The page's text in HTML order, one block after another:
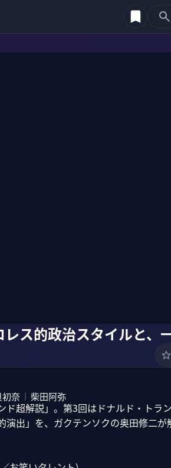
ス的政治スタイルと、
初奈 ｜ 柴田阿弥
超解説」。第3回はドナルド・トラ
出」を、ガクテンソクの奥田修二が